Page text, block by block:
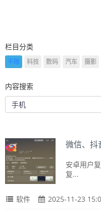
栏目分类
不限 科技 数码 汽车 摄影
内容搜索
微信、抖
安卓用户
复...
软件 2025-11-23